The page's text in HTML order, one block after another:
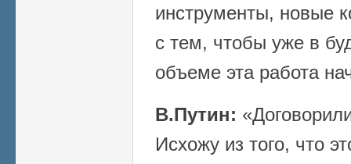
инструменты, новые
с тем, чтобы уже в
объеме эта работа
В.Путин:
Исхожу из того, что